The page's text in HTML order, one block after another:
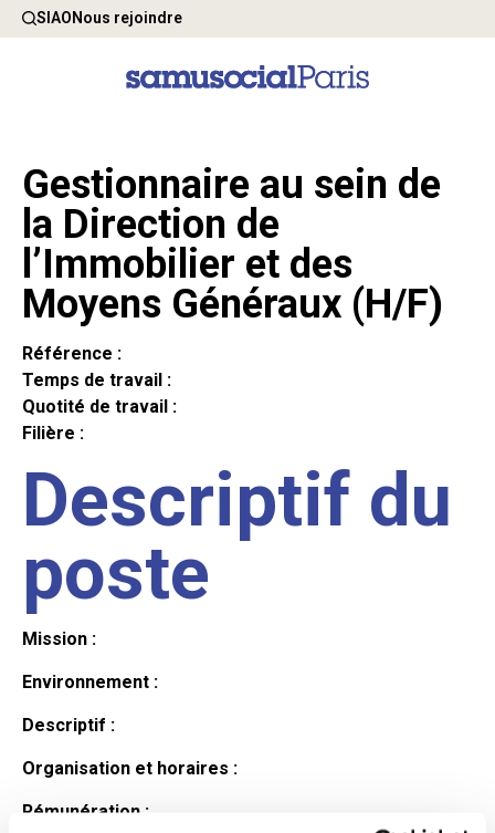
SIAONous rejoindre
Gestionnaire au sein de
la Direction de
l’Immobilier et des
Moyens Généraux (H/F)
Référence :
Temps de travail :
Quotité de travail :
Filière :
Descriptif du
poste
Mission :
Environnement :
Descriptif :
Organisation et horaires :
Rémunération :